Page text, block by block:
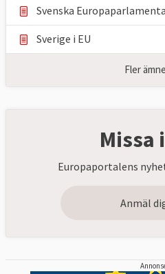
Svenska
Sverige i EU
Fler
Missa
Europaportalens
Anmäl